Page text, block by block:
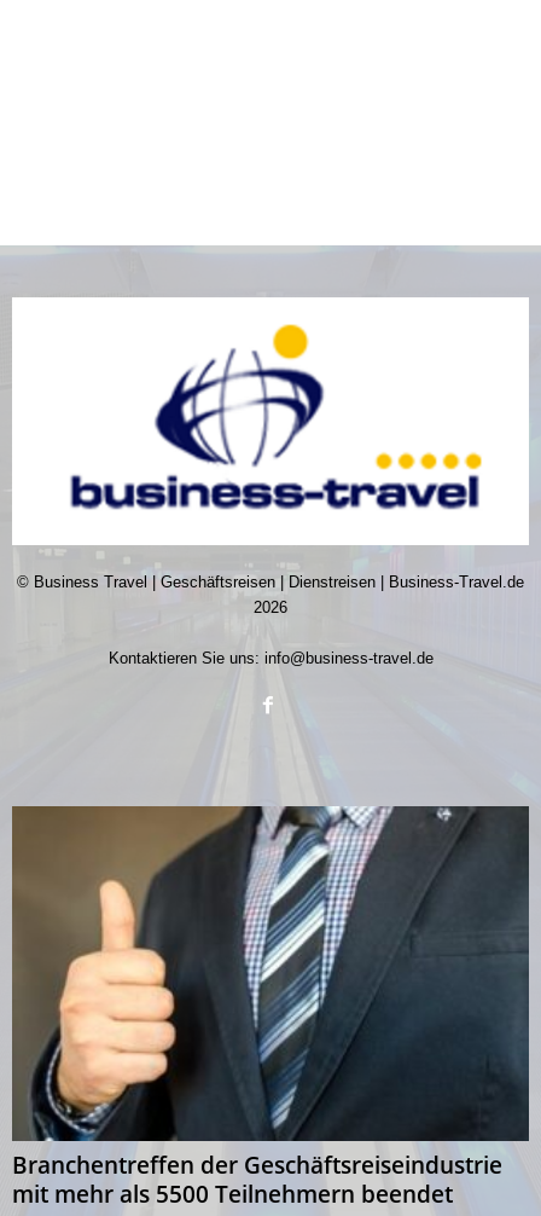
© Business Travel | Geschäftsreisen | Dienstreisen | Business-Travel.de
2026
Kontaktieren Sie uns: info@business-travel.de
Branchentreffen der Geschäftsreiseindustrie
mit mehr als 5500 Teilnehmern beendet